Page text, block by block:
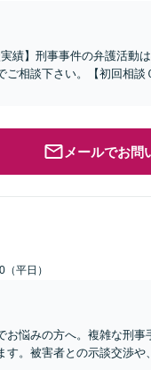
績】刑事事件の弁護活動
相談下さい。【初回相談
メールでお問
平日）
お悩みの方へ。複雑な刑
。被害者との示談交渉